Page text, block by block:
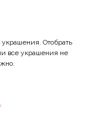
Отобрать
все украшения не